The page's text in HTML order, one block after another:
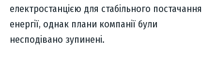
електростанцією для стабільного постачання
енергії, однак плани компанії були
несподівано зупинені.